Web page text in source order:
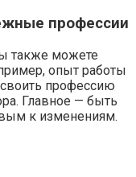
профессии
также можете
опыт работы
профессию
Главное — быть
к изменениям.